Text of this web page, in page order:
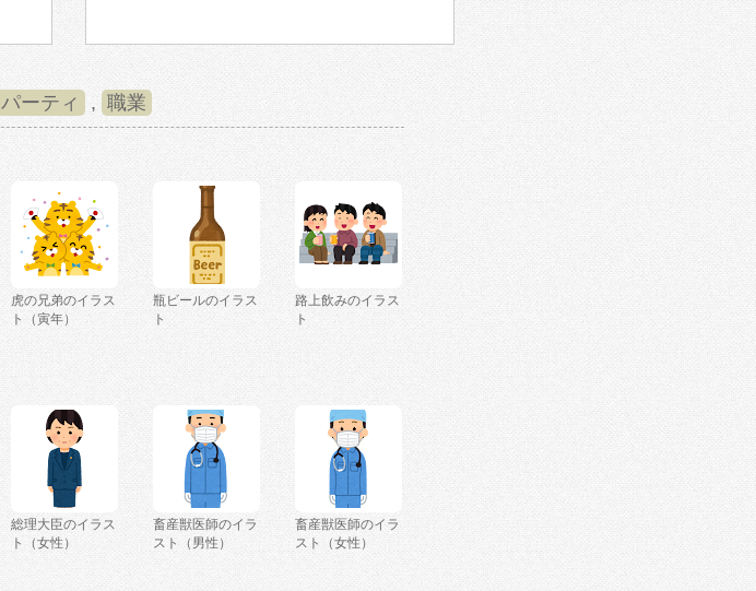
パーティ , 職業
虎の兄弟のイラス
ト（寅年）
瓶ビールのイラス
ト
路上飲みのイラス
ト
総理大臣のイラス
ト（女性）
畜産獣医師のイラ
スト（男性）
畜産獣医師のイラ
スト（女性）